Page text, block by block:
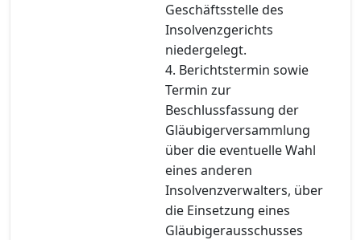
Geschäftsstelle des
Insolvenzgerichts
niedergelegt.
4. Berichtstermin sowie
Termin zur
Beschlussfassung der
Gläubigerversammlung
über die eventuelle Wahl
eines anderen
Insolvenzverwalters, über
die Einsetzung eines
Gläubigerausschusses